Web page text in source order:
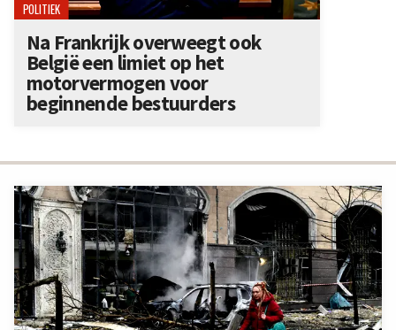
POLITIEK
Na Frankrijk overweegt ook
België een limiet op het
motorvermogen voor
beginnende bestuurders